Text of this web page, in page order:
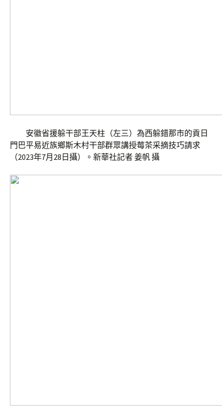
安徽省援躲干部王天柱（左三）為西躲錯那市的貢日
門巴平易近族鄉斯木村干部群眾講授莓茶采摘技巧請求
（2023年7月28日攝）。新華社記者 姜帆 攝